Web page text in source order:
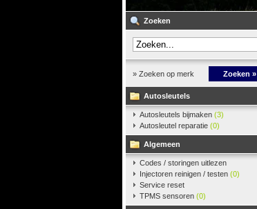
Zoeken
» Zoeken op merk Zoeken »
Autosleutels
Autosleutels bijmaken (3)
Autosleutel reparatie (0)
Algemeen
Codes / storingen uitlezen
Injectoren reinigen / testen (0)
Service reset
TPMS sensoren (0)